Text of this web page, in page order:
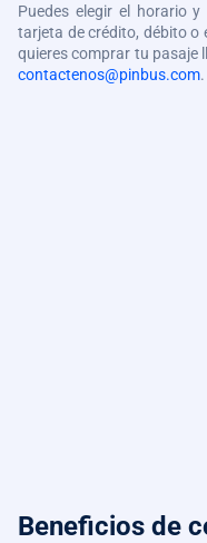
Puedes elegir el horario
tarjeta de crédito, débito o
quieres comprar tu pasaje
contactenos@pinbus.com.
Beneficios de